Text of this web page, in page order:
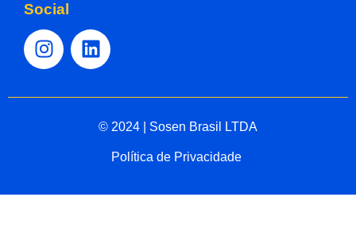
Social
© 2024 | Sosen Brasil LTDA
Política de Privacidade